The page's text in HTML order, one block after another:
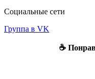
Социальные сети
Группа в VK
☕